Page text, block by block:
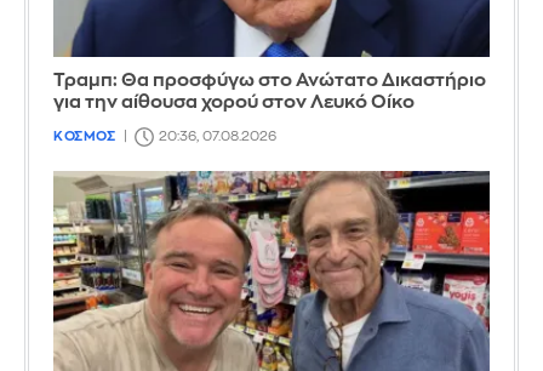
Τραμπ: Θα προσφύγω στο Ανώτατο Δικαστήριο
για την αίθουσα χορού στον Λευκό Οίκο
ΚΟΣΜΟΣ 20:36, 07.08.2026